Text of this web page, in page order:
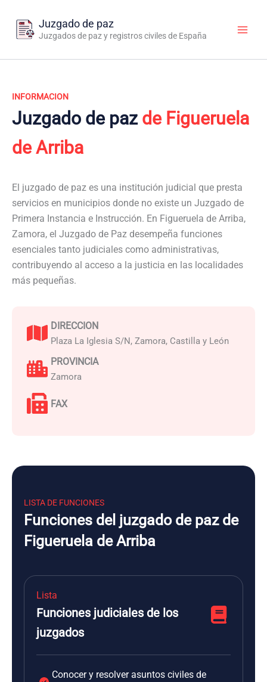
contenido
Juzgado de paz
Juzgados de paz y registros civiles de España
INFORMACION
Juzgado de paz de Figueruela
de Arriba
El juzgado de paz es una institución judicial que presta
servicios en municipios donde no existe un Juzgado de
Primera Instancia e Instrucción. En Figueruela de Arriba,
Zamora, el Juzgado de Paz desempeña funciones
esenciales tanto judiciales como administrativas,
contribuyendo al acceso a la justicia en las localidades
más pequeñas.
DIRECCION
Plaza La Iglesia S/N, Zamora, Castilla y León
PROVINCIA
Zamora
FAX
LISTA DE FUNCIONES
Funciones del juzgado de paz de
Figueruela de Arriba
Lista
Funciones judiciales de los
juzgados
Conocer y resolver asuntos civiles de